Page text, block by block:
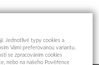
Jednotlivé typy cookies a
Vámi preferovanou variantu.
se zpracováním cookies
nebo na našeho Pověřence